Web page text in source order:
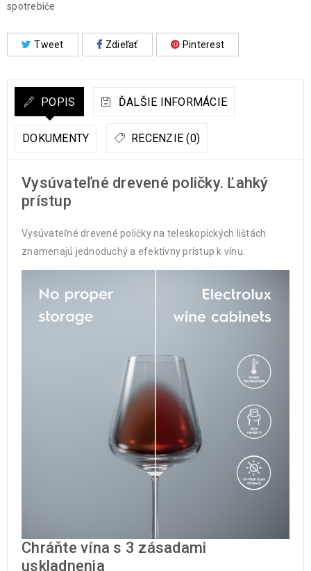
spotrebiče
Tweet Zdieľať Pinterest
POPIS ĎALŠIE INFORMÁCIE
DOKUMENTY RECENZIE (0)
Vysúvateľné drevené poličky. Ľahký
prístup
Vysúvateľné drevené poličky na teleskopických lištách
znamenajú jednoduchý a efektívny prístup k vínu.
Chráňte vína s 3 zásadami
uskladnenia